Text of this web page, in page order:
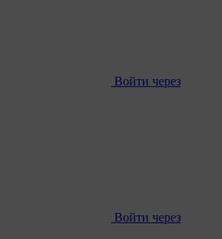
Войти через
Войти через